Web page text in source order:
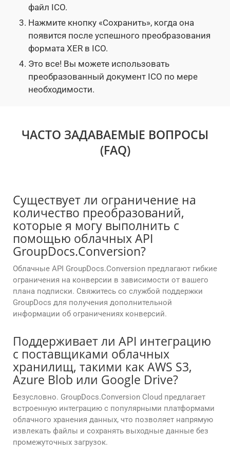
файл ICO.
Нажмите кнопку «Сохранить», когда она
появится после успешного преобразования
формата XER в ICO.
Это все! Вы можете использовать
преобразованный документ ICO по мере
необходимости.
ЧАСТО ЗАДАВАЕМЫЕ ВОПРОСЫ
(FAQ)
Существует ли ограничение на
количество преобразований,
которые я могу выполнить с
помощью облачных API
GroupDocs.Conversion?
Облачные API GroupDocs.Conversion предлагают гибкие
ограничения на конверсии в зависимости от вашего
плана подписки. Свяжитесь со службой поддержки
GroupDocs для получения дополнительной
информации об ограничениях конверсий.
Поддерживает ли API интеграцию
с поставщиками облачных
хранилищ, такими как AWS S3,
Azure Blob или Google Drive?
Безусловно. GroupDocs.Conversion Cloud предлагает
встроенную интеграцию с популярными платформами
облачного хранения данных, что позволяет напрямую
извлекать файлы и сохранять выходные данные без
промежуточных загрузок.